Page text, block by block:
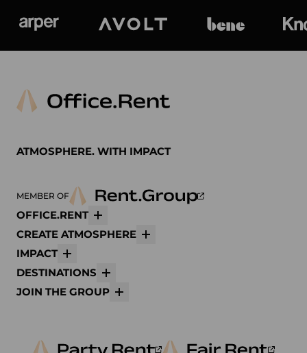
ATMOSPHERE. WITH IMPACT
MEMBER OF
OFFICE.RENT
CREATE ATMOSPHERE
IMPACT
DESTINATIONS
JOIN THE GROUP